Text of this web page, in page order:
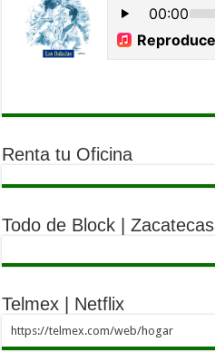
Renta tu Oficina
Todo de Block | Zacatecas
Telmex | Netflix
https://telmex.com/web/hogar